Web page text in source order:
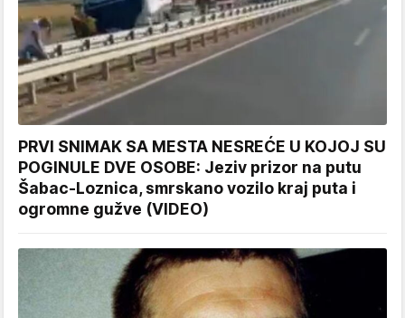
PRVI SNIMAK SA MESTA NESREĆE U KOJOJ SU
POGINULE DVE OSOBE: Jeziv prizor na putu
Šabac-Loznica, smrskano vozilo kraj puta i
ogromne gužve (VIDEO)